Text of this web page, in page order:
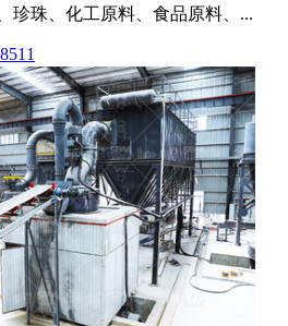
珍珠、化工原料、食品原料、...